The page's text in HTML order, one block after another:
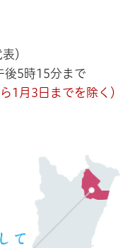
）
後5時15分まで
1月3日までを除く）
公式チャンネル